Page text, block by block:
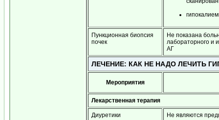
Пункционная биопсия
почек
Не показана
лабораторного и
АГ
ЛЕЧЕНИЕ: КАК НЕ НАДО ЛЕЧИТЬ
Мероприятия
Лекарственная терапия
Диуретики
Не являются